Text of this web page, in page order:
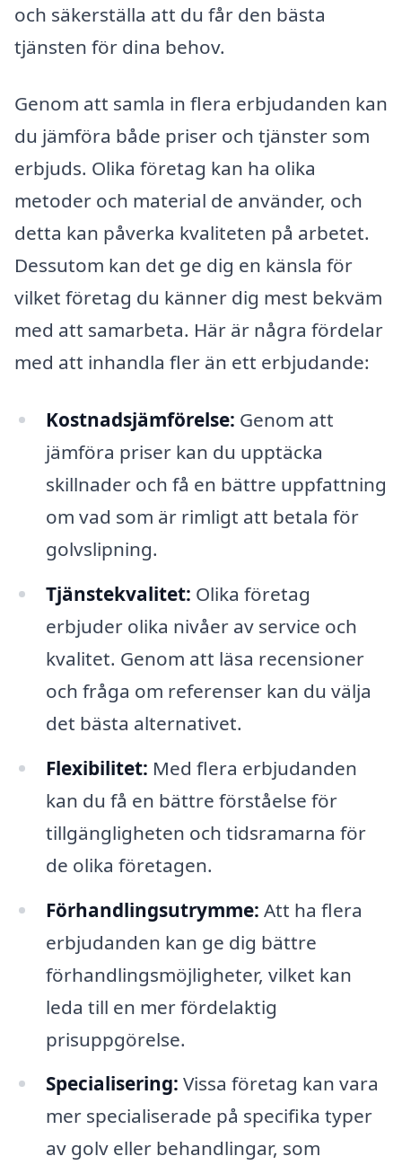
och säkerställa att du får den bästa
tjänsten för dina behov.
Genom att samla in flera erbjudanden kan
du jämföra både priser och tjänster som
erbjuds. Olika företag kan ha olika
metoder och material de använder, och
detta kan påverka kvaliteten på arbetet.
Dessutom kan det ge dig en känsla för
vilket företag du känner dig mest bekväm
med att samarbeta. Här är några fördelar
med att inhandla fler än ett erbjudande:
Kostnadsjämförelse: Genom att
jämföra priser kan du upptäcka
skillnader och få en bättre uppfattning
om vad som är rimligt att betala för
golvslipning.
Tjänstekvalitet: Olika företag
erbjuder olika nivåer av service och
kvalitet. Genom att läsa recensioner
och fråga om referenser kan du välja
det bästa alternativet.
Flexibilitet: Med flera erbjudanden
kan du få en bättre förståelse för
tillgängligheten och tidsramarna för
de olika företagen.
Förhandlingsutrymme: Att ha flera
erbjudanden kan ge dig bättre
förhandlingsmöjligheter, vilket kan
leda till en mer fördelaktig
prisuppgörelse.
Specialisering: Vissa företag kan vara
mer specialiserade på specifika typer
av golv eller behandlingar, som